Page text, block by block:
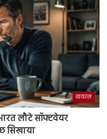
वायरल
लौटे सॉफ्टवेयर
सिखाया